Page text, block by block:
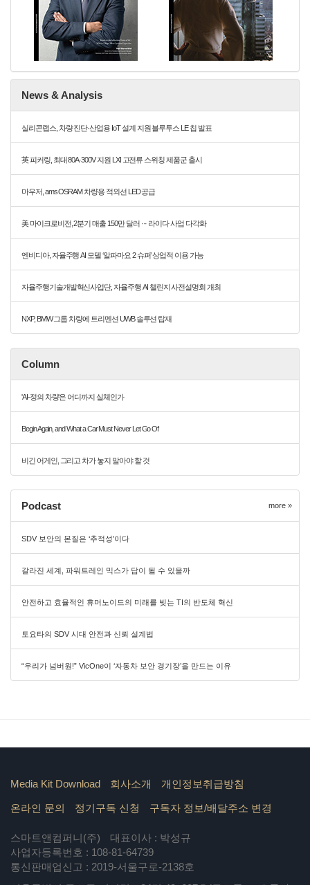
News & Analysis
실리콘랩스, 차량 진단·산업용 IoT 설계 지원 블루투스 LE 칩 발표
英 피커링, 최대 80A·300V 지원 LXI 고전류 스위칭 제품군 출시
마우저, ams OSRAM 차량용 적외선 LED 공급
美 마이크로비전, 2분기 매출 150만 달러 ··· 라이다 사업 다각화
엔비디아, 자율주행 AI 모델 ‘알파마요 2 슈퍼’ 상업적 이용 가능
자율주행기술개발혁신사업단, 자율주행 AI 챌린지 사전설명회 개최
NXP, BMW 그룹 차량에 트리멘션 UWB 솔루션 탑재
Column
'AI-정의 차량'은 어디까지 실체인가
Begin Again, and What a Car Must Never Let Go Of
비긴 어게인, 그리고 차가 놓지 말아야 할 것
Podcast more »
SDV 보안의 본질은 ‘추적성’이다
갈라진 세계, 파워트레인 믹스가 답이 될 수 있을까
안전하고 효율적인 휴머노이드의 미래를 빚는 TI의 반도체 혁신
토요타의 SDV 시대 안전과 신뢰 설계법
“우리가 넘버원!” VicOne이 ‘자동차 보안 경기장’을 만드는 이유
Media Kit Download 회사소개 개인정보취급방침
온라인 문의 정기구독 신청 구독자 정보/배달주소 변경
스마트앤컴퍼니(주)
대표이사 : 박성규
사업자등록번호 : 108-81-64739
통신판매업신고 : 2019-서울구로-2138호